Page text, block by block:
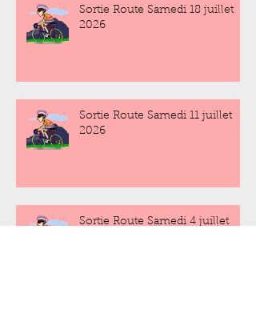
Sortie Route Samedi 18 juillet
2026
Sortie Route Samedi 11 juillet
2026
Sortie Route Samedi 4 juillet